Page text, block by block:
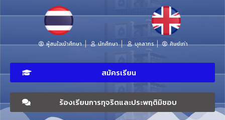
ผู้สนใจเข้าศึกษา นักศึกษา บุคลากร ศิษย์เก่า
สมัครเรียน
ร้องเรียนการทุจริตและประพฤติมิชอบ